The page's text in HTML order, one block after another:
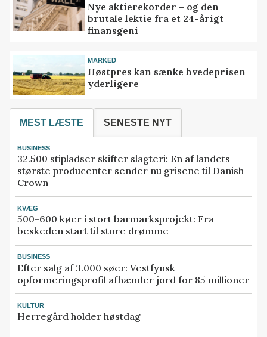
Nye aktierekorder – og den
brutale lektie fra et 24-årigt
finansgeni
MARKED
Høstpres kan sænke hvedeprisen
yderligere
MEST LÆSTE SENESTE NYT
BUSINESS
32.500 stipladser skifter slagteri: En af landets
største producenter sender nu grisene til Danish
Crown
KVÆG
500-600 køer i stort barmarksprojekt: Fra
beskeden start til store drømme
BUSINESS
Efter salg af 3.000 søer: Vestfynsk
opformeringsprofil afhænder jord for 85 millioner
KULTUR
Herregård holder høstdag